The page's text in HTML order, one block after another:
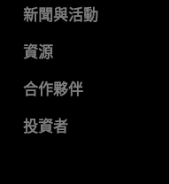
關於 AMD
企業責任
招聘
聯絡我們
新聞與活動
新聞室
媒體庫
資源
開發者中心
案例研究
合作夥伴
AMD 合作夥伴中心
投資者